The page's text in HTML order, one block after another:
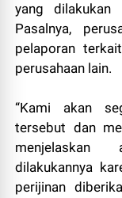
yang
Pasalnya,
pelaporan
perusahaan lain.
“Kami akan
tersebut dan
menjelaskan
dilakukannya
perijinan